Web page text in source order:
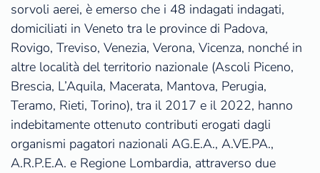
sorvoli aerei, è emerso che i 48 indagati indagati,
domiciliati in Veneto tra le province di Padova,
Rovigo, Treviso, Venezia, Verona, Vicenza, nonché in
altre località del territorio nazionale (Ascoli Piceno,
Brescia, L’Aquila, Macerata, Mantova, Perugia,
Teramo, Rieti, Torino), tra il 2017 e il 2022, hanno
indebitamente ottenuto contributi erogati dagli
organismi pagatori nazionali AG.E.A., A.VE.PA.,
A.R.P.E.A. e Regione Lombardia, attraverso due